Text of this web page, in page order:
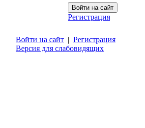
Регистрация
Войти на сайт | Регистрация
Версия для слабовидящих